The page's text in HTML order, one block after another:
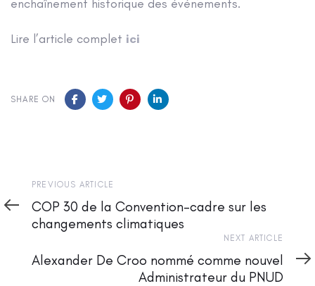
enchaînement historique des événements.
Lire l’article complet ici
SHARE ON
Previous
Article
PREVIOUS ARTICLE
COP 30 de la Convention-cadre sur les
changements climatiques
Article
NEXT ARTICLE
Alexander De Croo nommé comme nouvel
Administrateur du PNUD